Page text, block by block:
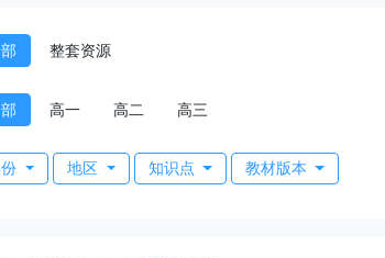
整套资源
高一 高二 高三
地区 知识点 教材版本